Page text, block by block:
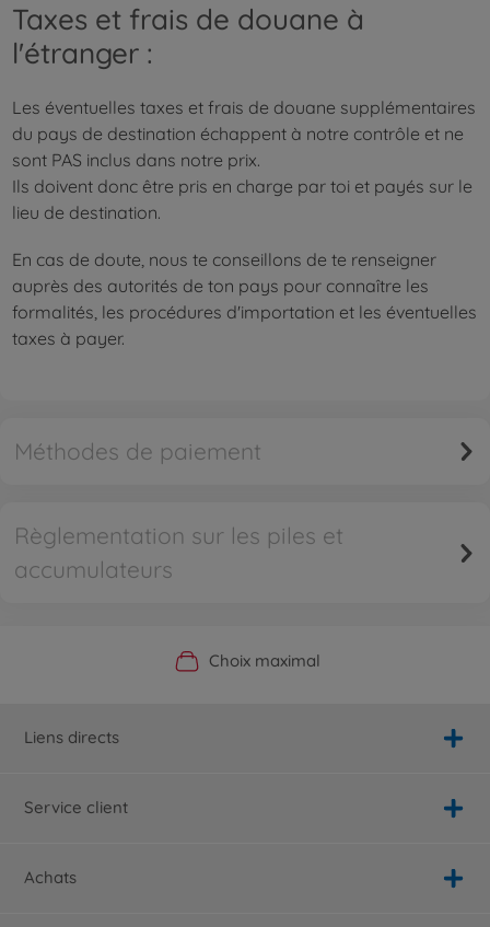
Taxes et frais de douane à
l'étranger :
Les éventuelles taxes et frais de douane supplémentaires
du pays de destination échappent à notre contrôle et ne
sont PAS inclus dans notre prix.
Ils doivent donc être pris en charge par toi et payés sur le
lieu de destination.
En cas de doute, nous te conseillons de te renseigner
auprès des autorités de ton pays pour connaître les
formalités, les procédures d'importation et les éventuelles
taxes à payer.
Méthodes de paiement
Règlementation sur les piles et
accumulateurs
Boutique officielle du fabricant
Choix maximal
Service personnalisé
Livraison rapide
Liens directs
Service client
Achats